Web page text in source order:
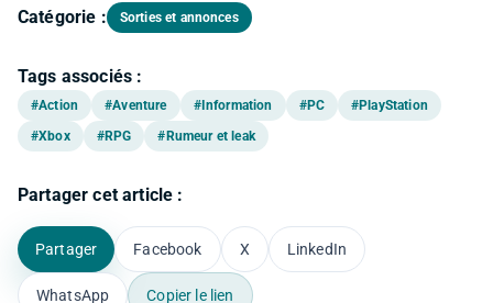
Catégorie : Sorties et annonces
Tags associés :
#Action #Aventure #Information #PC
#PlayStation
#Xbox
#RPG #Rumeur et leak
Partager cet article :
Partager Facebook X LinkedIn
WhatsApp Copier le lien